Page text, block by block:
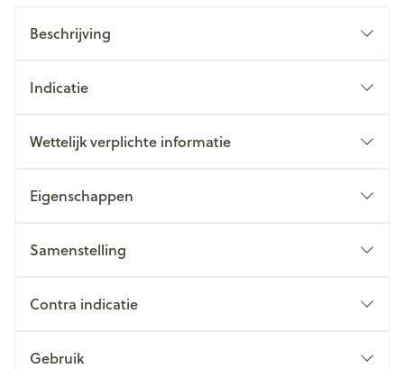
Beschrijving
Indicatie
Wettelijk verplichte informatie
Eigenschappen
Samenstelling
Contra indicatie
Gebruik